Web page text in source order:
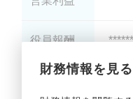
財務情報を見
役員報酬